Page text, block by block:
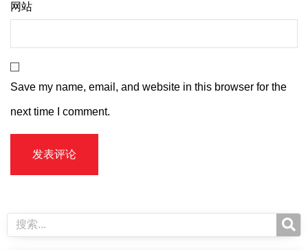
网站
Save my name, email, and website in this browser for the
next time I comment.